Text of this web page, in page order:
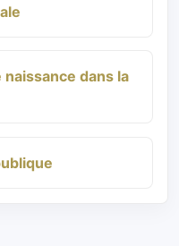
dans la